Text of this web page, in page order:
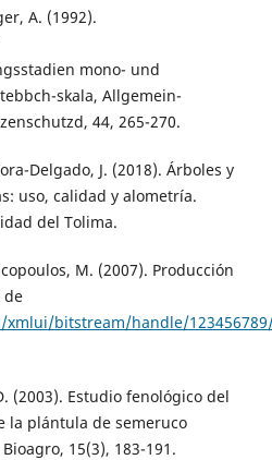
A. (1992).
mono- und
skala, Allgemein-
44, 265-270.
Delgado, J. (2018). Árboles y
uso, calidad y alometría.
del Tolima.
M. (2007). Producción
de
bitstream/handle/123456789/
(2003). Estudio fenológico del
la plántula de semeruco
15(3), 183-191.